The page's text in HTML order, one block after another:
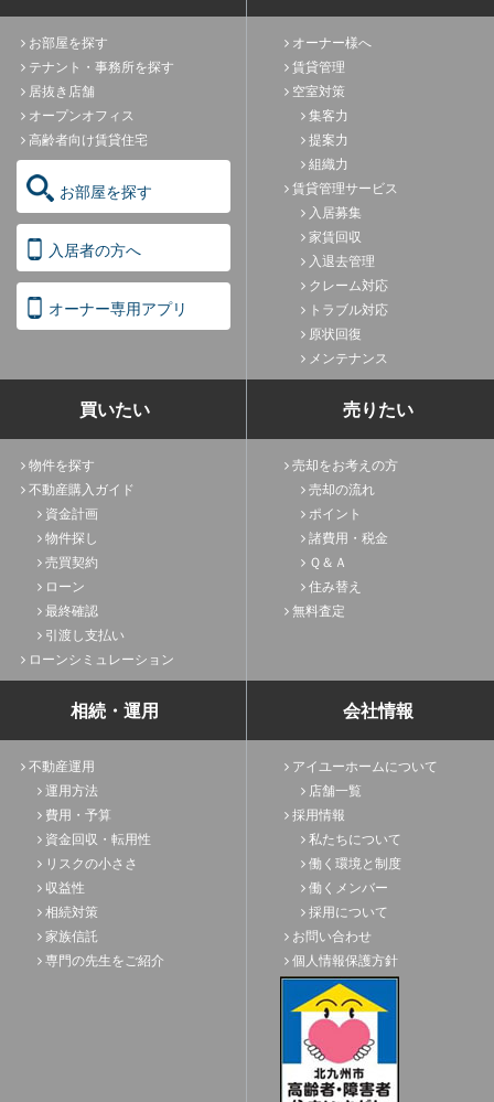
お部屋を探す
テナント・事務所を探す
居抜き店舗
オープンオフィス
高齢者向け賃貸住宅
お部屋を探す
入居者の方へ
オーナー専用アプリ
オーナー様へ
賃貸管理
空室対策
集客力
提案力
組織力
賃貸管理サービス
入居募集
家賃回収
入退去管理
クレーム対応
トラブル対応
原状回復
メンテナンス
買いたい
物件を探す
不動産購入ガイド
資金計画
物件探し
売買契約
ローン
最終確認
引渡し支払い
ローンシミュレーション
売りたい
売却をお考えの方
売却の流れ
ポイント
諸費用・税金
Ｑ＆Ａ
住み替え
無料査定
相続・運用
不動産運用
運用方法
費用・予算
資金回収・転用性
リスクの小ささ
収益性
相続対策
家族信託
専門の先生をご紹介
会社情報
アイユーホームについて
店舗一覧
採用情報
私たちについて
働く環境と制度
働くメンバー
採用について
お問い合わせ
個人情報保護方針